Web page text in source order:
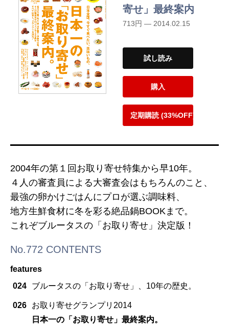
寄せ」最終案内
713円 — 2014.02.15
試し読み
購入
定期購読 (33%OFF)
2004年の第１回お取り寄せ特集から早10年。
４人の審査員による大審査会はもちろんのこと、
最強の卵かけごはんにプロが選ぶ調味料、
地方生鮮食材に冬を彩る絶品鍋BOOKまで。
これぞブルータスの「お取り寄せ」決定版！
No.772 CONTENTS
features
024
ブルータスの「お取り寄せ」、10年の歴史。
026
お取り寄せグランプリ2014
日本一の「お取り寄せ」最終案内。